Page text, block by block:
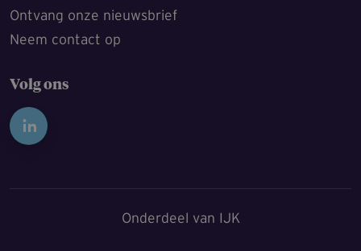
Ontvang onze nieuwsbrief
Neem contact op
Volg ons
Onderdeel van IJK